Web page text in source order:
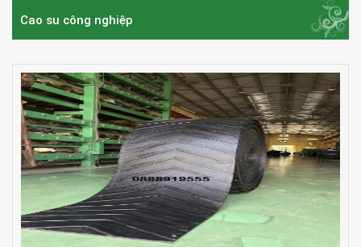
Cao su công nghiệp